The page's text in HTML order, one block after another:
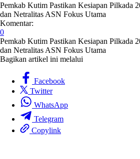
Pemkab Kutim Pastikan Kesiapan Pilkada
dan Netralitas ASN Fokus Utama
Komentar:
0
Pemkab Kutim Pastikan Kesiapan Pilkada
dan Netralitas ASN Fokus Utama
Bagikan artikel ini melalui
Facebook
Twitter
WhatsApp
Telegram
Copylink